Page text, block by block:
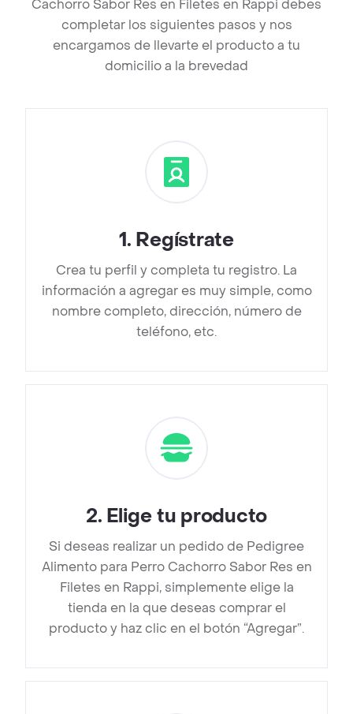
Cachorro Sabor Res en Filetes en Rappi debes
completar los siguientes pasos y nos
encargamos de llevarte el producto a tu
domicilio a la brevedad
1. Regístrate
Crea tu perfil y completa tu registro. La
información a agregar es muy simple, como
nombre completo, dirección, número de
teléfono, etc.
2. Elige tu producto
Si deseas realizar un pedido de Pedigree
Alimento para Perro Cachorro Sabor Res en
Filetes en Rappi, simplemente elige la
tienda en la que deseas comprar el
producto y haz clic en el botón “Agregar”.